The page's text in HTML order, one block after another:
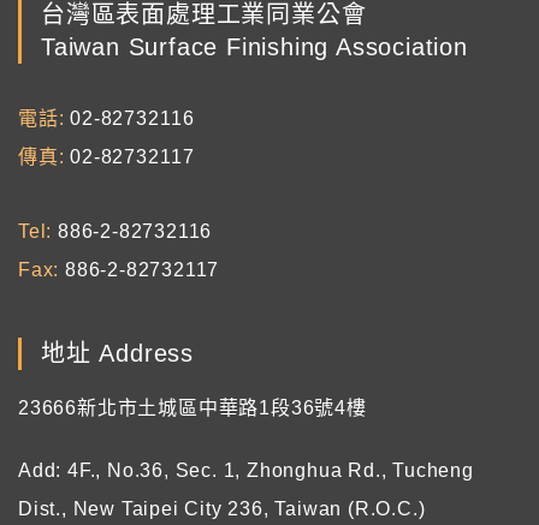
台灣區表面處理工業同業公會
Taiwan Surface Finishing Association
電話
02-82732116
傳真
02-82732117
Tel
886-2-82732116
Fax 886-2-82732117
地址 Address
23666新北市土城區中華路1段36號4樓
Add: 4F., No.36, Sec. 1, Zhonghua Rd., Tucheng
Dist., New Taipei City 236, Taiwan (R.O.C.)